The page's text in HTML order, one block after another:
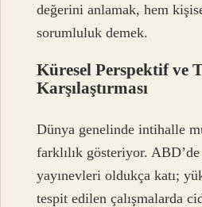
değerini anlamak, hem
sorumluluk demek.
Küresel Perspektif ve
Karşılaştırması
Dünya genelinde intihalle
farklılık gösteriyor.
yayınevleri oldukça katı;
tespit edilen çalışmalarda